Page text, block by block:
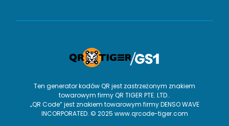
Ten generator kodów QR jest zastrzeżonym znakiem
towarowym firmy QR TIGER PTE. LTD..
„QR Code” jest znakiem towarowym firmy DENSO WAVE
INCORPORATED. © 2025 www.qrcode-tiger.com